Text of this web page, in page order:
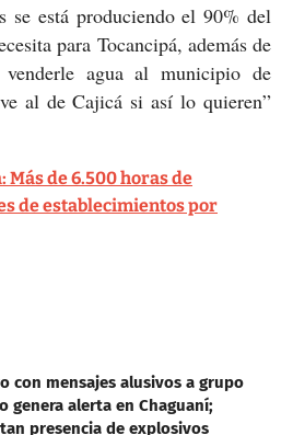
se está produciendo el 90% del
para Tocancipá, además de
venderle agua al municipio de
al de Cajicá si así lo quieren”
Más de 6.500 horas de
de establecimientos por
con mensajes alusivos a grupo
genera alerta en Chaguaní;
presencia de explosivos